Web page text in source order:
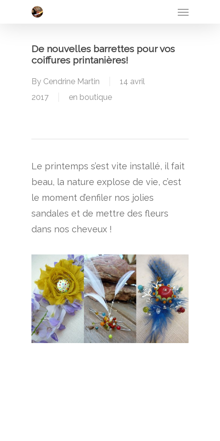
contentDe nouvelles barrettes pour vos
coiffures printanières!
By Cendrine Martin
14 avril
2017
en boutique
Le printemps s’est vite installé, il fait
beau, la nature explose de vie, c’est
le moment d’enfiler nos jolies
sandales et de mettre des fleurs
dans nos cheveux !